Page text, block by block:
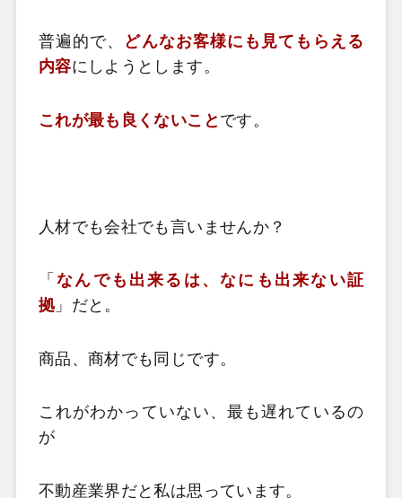
普遍的で、 どんなお客様にも見てもらえる
内容にしようとします。
これが最も良くないこと です。
人材でも会社でも言いませんか？
「なんでも出来るは、なにも出来ない証
拠」だと。
商品、商材でも同じです。
これがわかっていない、最も遅れているの
が
不動産業界だと私は思っています。